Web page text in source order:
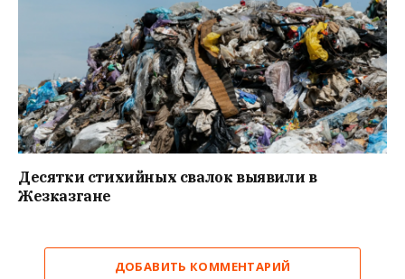
Десятки стихийных свалок выявили в
Жезказгане
ДОБАВИТЬ КОММЕНТАРИЙ